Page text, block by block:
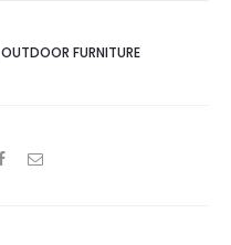
OUTDOOR FURNITURE